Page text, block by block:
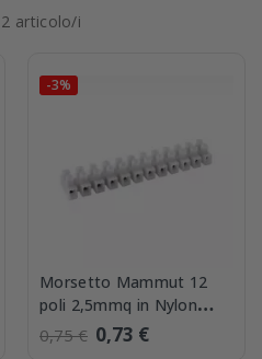
articolo/i
-3%
Morsetto Mammut 12
poli 2,5mmq in Nylon
autoestinguante
0,75 € 0,73 €